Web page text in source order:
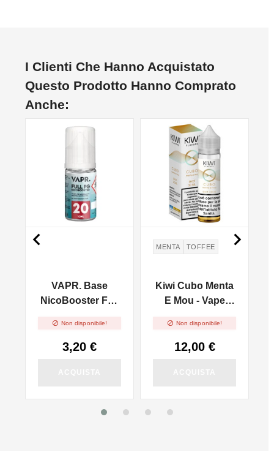
I Clienti Che Hanno Acquistato
Questo Prodotto Hanno Comprato
Anche:
VAPR. Base
NicoBooster Full
 Non disponibile!
3,20 €
MENTA TOFFEE
Kiwi Cubo Menta
E Mou - Vape
 Non disponibile!
12,00 €
NON DISPONIBILE
 